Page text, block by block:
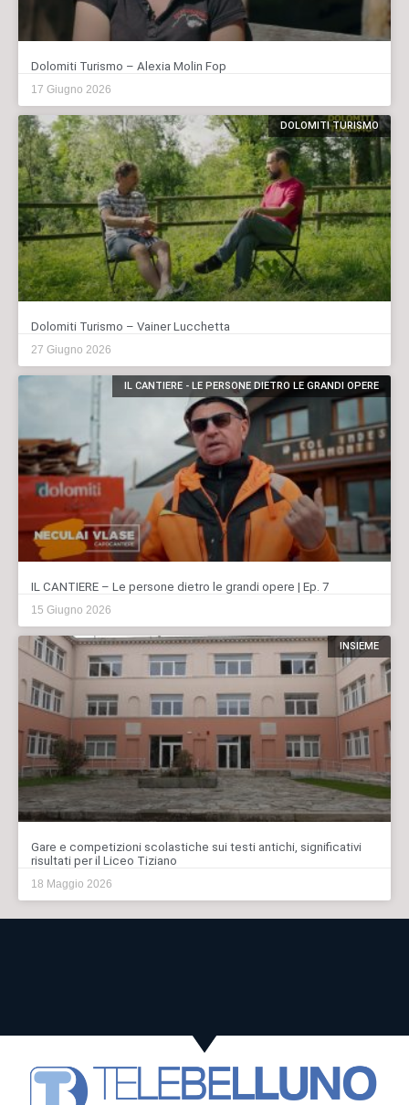
Dolomiti Turismo – Alexia Molin Fop
17 Giugno 2026
DOLOMITI TURISMO
Dolomiti Turismo – Vainer Lucchetta
27 Giugno 2026
IL CANTIERE - LE PERSONE DIETRO LE GRANDI OPERE
IL CANTIERE – Le persone dietro le grandi opere | Ep. 7
15 Giugno 2026
INSIEME
Gare e competizioni scolastiche sui testi antichi, significativi
risultati per il Liceo Tiziano
18 Maggio 2026